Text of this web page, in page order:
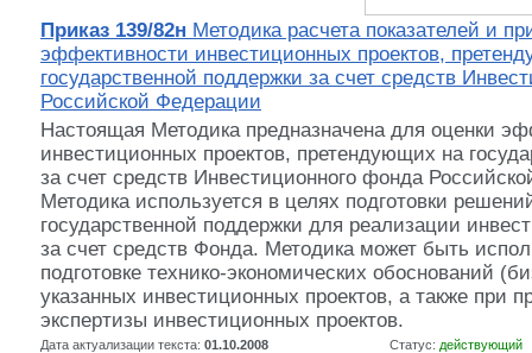
Приказ 139/82н Методика расчета показателей и
эффективности инвестиционных проектов,
государственной поддержки за счет средств
Российской Федерации
Настоящая Методика предназначена для оценки
инвестиционных проектов, претендующих на
за счет средств Инвестиционного фонда
Методика используется в целях подготовки
государственной поддержки для реализации
за счет средств Фонда. Методика может быть
подготовке технико-экономических обоснований
указанных инвестиционных проектов, а также при
экспертизы инвестиционных проектов.
Дата актуализации текста: 01.10.2008 Статус: действующий